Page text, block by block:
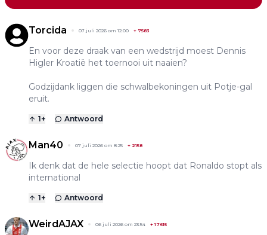
Torcida 07 juli 2026 om 12:00 + 7583
En voor deze draak van een wedstrijd moest Dennis
Higler Kroatië het toernooi uit naaien?
Godzijdank liggen die schwalbekoningen uit Potje-gal
eruit.
1+ Antwoord
Man40 07 juli 2026 om 8:25 + 2158
Ik denk dat de hele selectie hoopt dat Ronaldo stopt als
international
1+ Antwoord
WeirdAJAX 06 juli 2026 om 23:54 +17615